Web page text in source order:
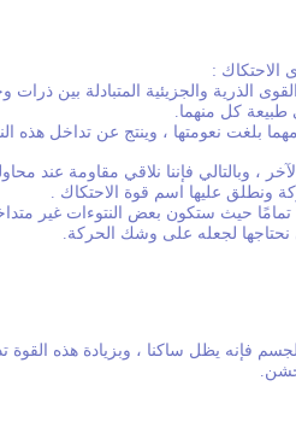
الاحتكاك :
الذرية والجزيئية المتبادلة بين
طبيعة كل منهما.
بلغت نعومتها ، وينتج عن تداخل
فإننا نلاقي مقاومة عند
ونطلق عليها اسم قوة الاحتكاك .
حيث ستكون بعض النتوءات غير
لجعله على وشك الحركة.
فإنه يظل ساكنا ، وبزيادة هذه